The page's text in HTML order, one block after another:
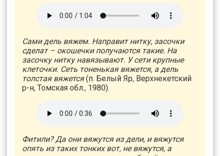
Сами дель вяжем. Направит нитку, засочки
сделат – окошечки получаются такие. На
засочку нитку навязывают. У сети крупные
клеточки. Сеть тоненькая вяжется, а дель
толстая вяжется(п. Белый Яр, Верхнекетский
р-н, Томская обл., 1980).
Фитили? Да они вяжутся из дели, и вяжутся
опять из таких тонких вот, не вяжутся, а